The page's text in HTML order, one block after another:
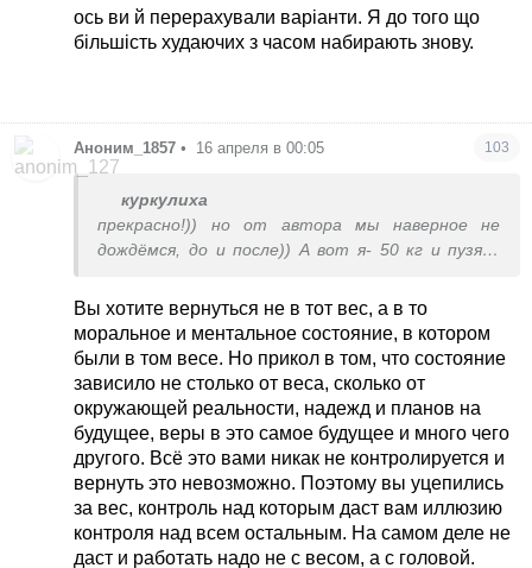
скільки їсти. Або решту життя колоти мунжаро
ось ви й перерахували варіанти. Я до того що
більшість худаючих з часом набирають знову.
Аноним_1857 • 16 апреля в 00:05 103
куркулиха
прекрасно!)) но от автора мы наверное не
дождёмся, до и после)) А вот я- 50 кг и пузяки
было уродливо и надо к психиатру, если я хочу
вернуться в тот вес))
Вы хотите вернуться не в тот вес, а в то
моральное и ментальное состояние, в котором
были в том весе. Но прикол в том, что состояние
зависило не столько от веса, сколько от
окружающей реальности, надежд и планов на
будущее, веры в это самое будущее и много чего
другого. Всё это вами никак не контролируется и
вернуть это невозможно. Поэтому вы уцепились
за вес, контроль над которым даст вам иллюзию
контроля над всем остальным. На самом деле не
даст и работать надо не с весом, а с головой.